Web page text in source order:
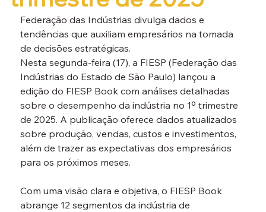
Federação das Indústrias divulga dados e
tendências que auxiliam empresários na tomada
de decisões estratégicas.
Nesta segunda-feira (17), a FIESP (Federação das
Indústrias do Estado de São Paulo) lançou a
edição do FIESP Book com análises detalhadas
sobre o desempenho da indústria no 1º trimestre
de 2025. A publicação oferece dados atualizados
sobre produção, vendas, custos e investimentos,
além de trazer as expectativas dos empresários
Com uma visão clara e objetiva, o FIESP Book
abrange 12 segmentos da indústria de